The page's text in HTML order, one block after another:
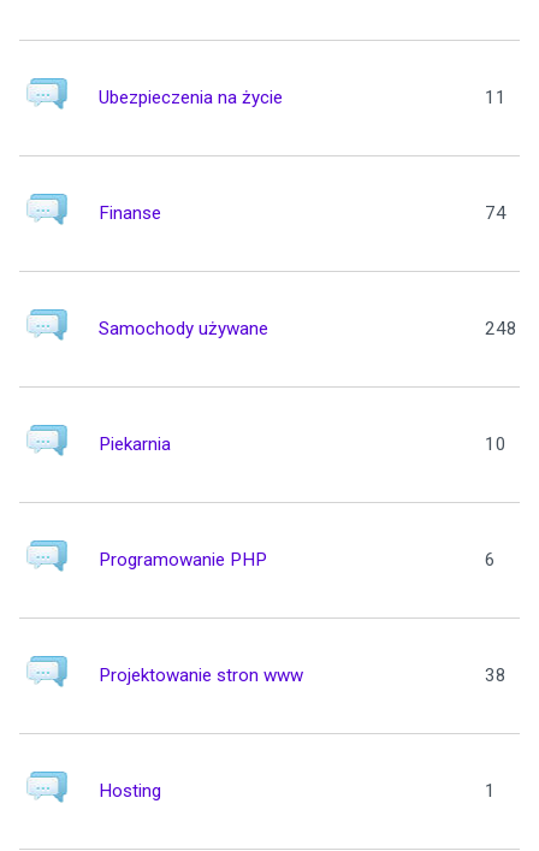
Ubezpieczenia na życie 11
Finanse 74
Samochody używane 248
Piekarnia 10
Programowanie PHP 6
Projektowanie stron www 38
Hosting 1